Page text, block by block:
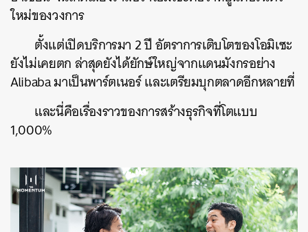
ใหม่ของวงการ
ตั้งแต่เปิดบริการมา 2 ปี อัตราการเติบโตของโอมิเซะ
ยังไม่เคยตก ล่าสุดยังได้ยักษ์ใหญ่จากแดนมังกรอย่าง
Alibaba มาเป็นพาร์ตเนอร์ และเตรียมบุกตลาดอีกหลายที่
และนี่คือเรื่องราวของการสร้างธุรกิจที่โตแบบ
1,000%